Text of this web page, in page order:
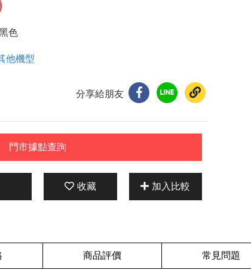
色
他機型
分享給朋友
門市據點查詢
收藏 加入比較
商品評價 常見問題